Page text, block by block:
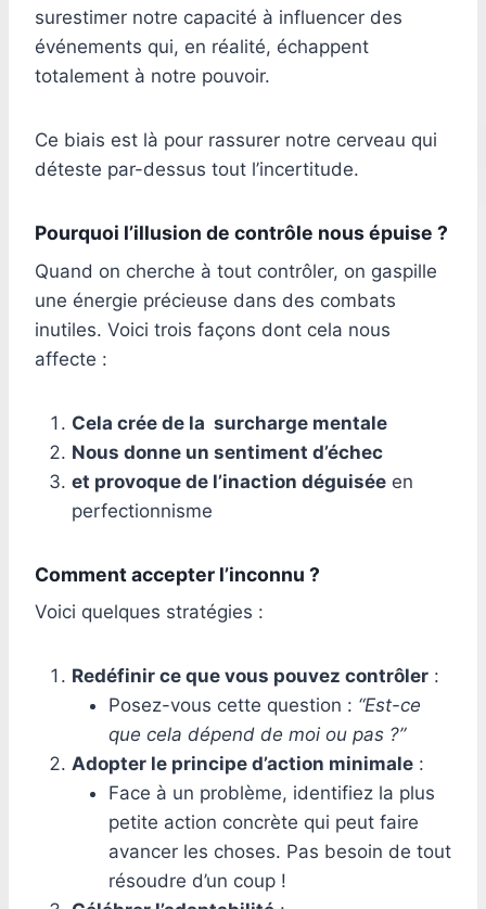
surestimer notre capacité à influencer des
événements qui, en réalité, échappent
totalement à notre pouvoir.
Ce biais est là pour rassurer notre cerveau qui
déteste par-dessus tout l’incertitude.
Pourquoi l’illusion de contrôle nous épuise ?
Quand on cherche à tout contrôler, on gaspille
une énergie précieuse dans des combats
inutiles. Voici trois façons dont cela nous
affecte :
Cela crée de la surcharge mentale
Nous donne un sentiment d’échec
et provoque de l’inaction déguisée en
perfectionnisme
Comment accepter l’inconnu ?
Voici quelques stratégies :
Redéfinir ce que vous pouvez contrôler :
Posez-vous cette question : “Est-ce
que cela dépend de moi ou pas ?”
Adopter le principe d’action minimale :
Face à un problème, identifiez la plus
petite action concrète qui peut faire
avancer les choses. Pas besoin de tout
résoudre d’un coup !